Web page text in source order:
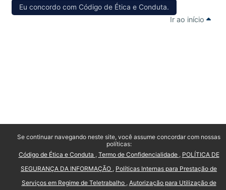
Se continuar navegando neste site, você assume concordar com nossas
políticas:
Código de Ética e Conduta
Termo de Confidencialidade
POLÍTICA DE
SEGURANÇA DA INFORMAÇÃO
Políticas Internas para Prestação de
Serviços em Regime de Teletrabalho Autorização para Utilização de
Eu concordo com Código de Ética e Conduta.
Ir ao início